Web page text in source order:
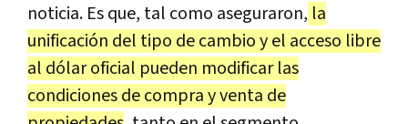
noticia. Es que, tal como aseguraron, la
unificación del tipo de cambio y el acceso libre
al dólar oficial pueden modificar las
condiciones de compra y venta de